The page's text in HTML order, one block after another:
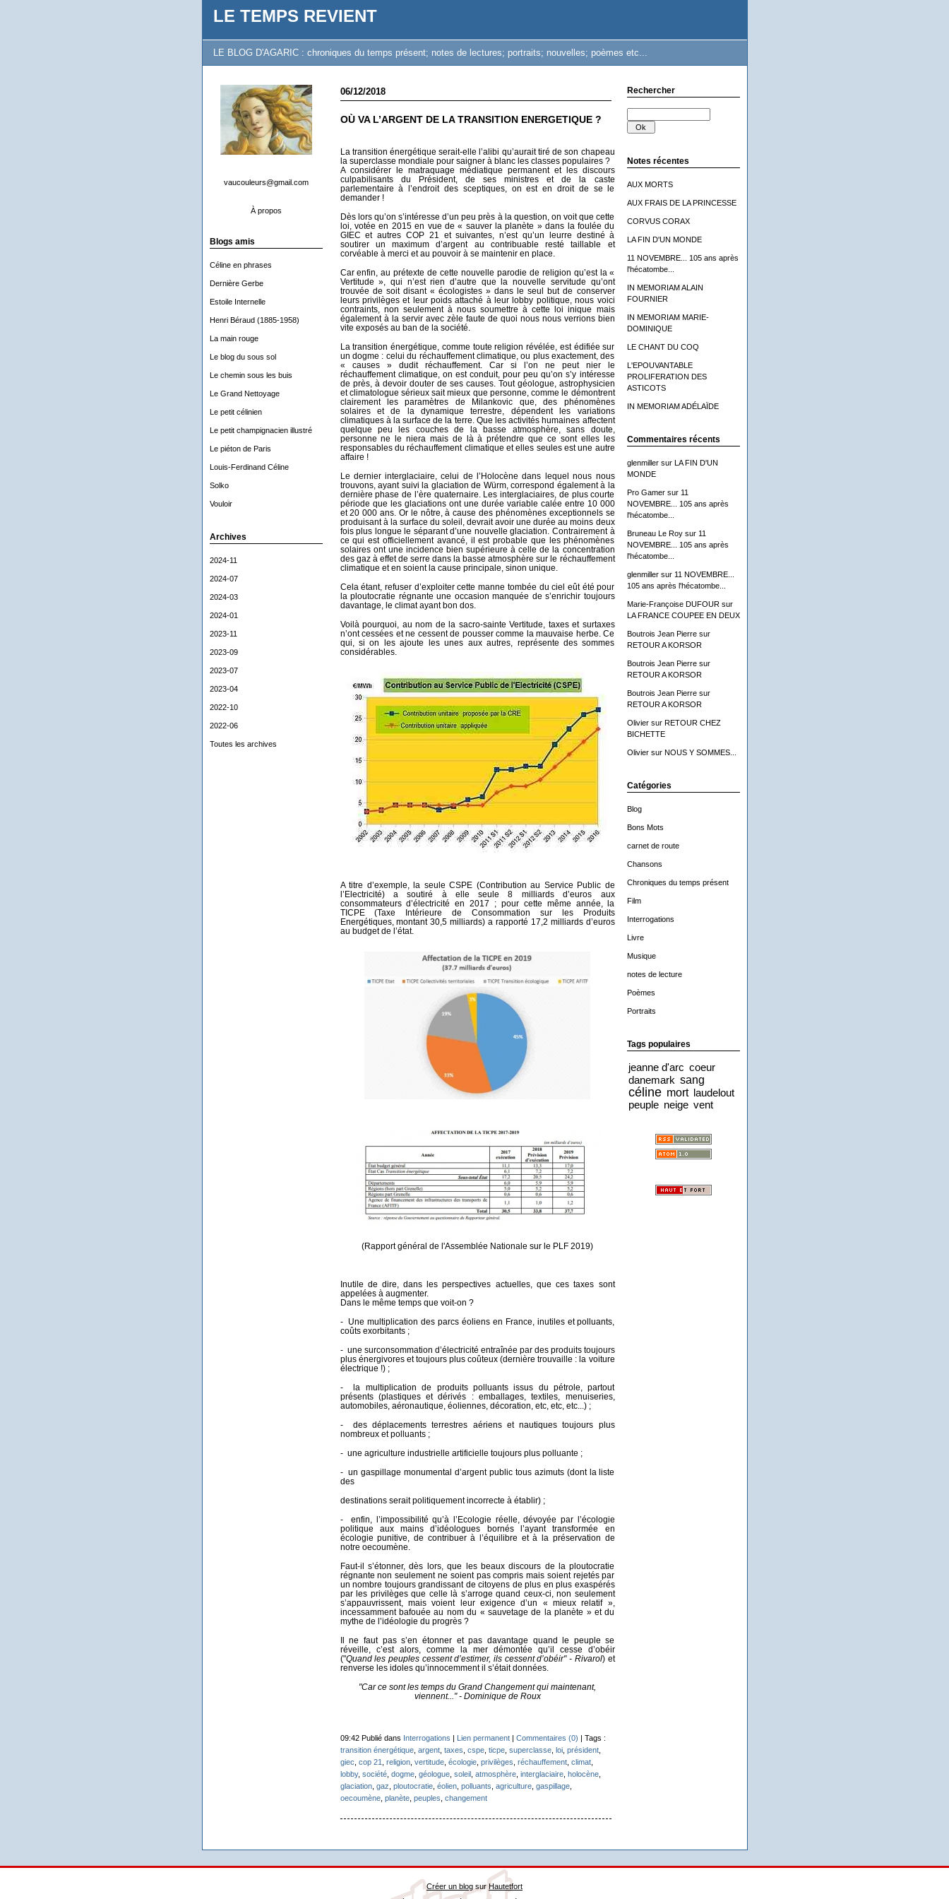
LE TEMPS REVIENT
LE BLOG D'AGARIC : chroniques du temps présent; notes de lectures; portraits; nouvelles; poèmes etc...
vaucouleurs@gmail.com
À propos
Blogs amis
Céline en phrases
Dernière Gerbe
Estoile Internelle
Henri Béraud (1885-1958)
La main rouge
Le blog du sous sol
Le chemin sous les buis
Le Grand Nettoyage
Le petit célinien
Le petit champignacien illustré
Le piéton de Paris
Louis-Ferdinand Céline
Solko
Vouloir
Archives
2024-11
2024-07
2024-03
2024-01
2023-11
2023-09
2023-07
2023-04
2022-10
2022-06
Toutes les archives
Rechercher
Notes récentes
AUX MORTS
AUX FRAIS DE LA PRINCESSE
CORVUS CORAX
LA FIN D'UN MONDE
11 NOVEMBRE... 105 ans après
l'hécatombe...
IN MEMORIAM ALAIN
FOURNIER
IN MEMORIAM MARIE-
DOMINIQUE
LE CHANT DU COQ
L'EPOUVANTABLE
PROLIFERATION DES
ASTICOTS
IN MEMORIAM ADÉLAÏDE
Commentaires récents
glenmillersur LA FIN D'UN
MONDE
Pro Gamersur 11
NOVEMBRE... 105 ans après
l'hécatombe...
Bruneau Le Roysur 11
NOVEMBRE... 105 ans après
l'hécatombe...
glenmillersur 11 NOVEMBRE...
105 ans après l'hécatombe...
Marie-Françoise DUFOURsur
LA FRANCE COUPEE EN DEUX
Boutrois Jean Pierresur
RETOUR A KORSOR
Boutrois Jean Pierresur
RETOUR A KORSOR
Boutrois Jean Pierresur
RETOUR A KORSOR
Oliviersur RETOUR CHEZ
BICHETTE
Oliviersur NOUS Y SOMMES...
Catégories
Blog
Bons Mots
carnet de route
Chansons
Chroniques du temps présent
Film
Interrogations
Livre
Musique
notes de lecture
Poèmes
Portraits
Tags populaires
jeanne d'arc coeur
danemark sang
céline mort laudelout
peuple neige vent
06/12/2018
OÙ VA L’ARGENT DE LA TRANSITION ENERGETIQUE ?
La transition énergétique serait-elle l’alibi qu’aurait tiré de son chapeau
la superclasse mondiale pour saigner à blanc les classes populaires ?
A considérer le matraquage médiatique permanent et les discours
culpabilisants du Président, de ses ministres et de la caste
parlementaire à l’endroit des sceptiques, on est en droit de se le
demander !
Dès lors qu’on s’intéresse d’un peu près à la question, on voit que cette
loi, votée en 2015 en vue de « sauver la planète » dans la foulée du
GIEC et autres COP 21 et suivantes, n’est qu’un leurre destiné à
soutirer un maximum d’argent au contribuable resté taillable et
corvéable à merci et au pouvoir à se maintenir en place.
Car enfin, au prétexte de cette nouvelle parodie de religion qu’est la «
Vertitude », qui n’est rien d’autre que la nouvelle servitude qu’ont
trouvée de soit disant « écologistes » dans le seul but de conserver
leurs privilèges et leur poids attaché à leur lobby politique, nous voici
contraints, non seulement à nous soumettre à cette loi inique mais
également à la servir avec zèle faute de quoi nous nous verrions bien
vite exposés au ban de la société.
La transition énergétique, comme toute religion révélée, est édifiée sur
un dogme : celui du réchauffement climatique, ou plus exactement, des
« causes » dudit réchauffement. Car si l’on ne peut nier le
réchauffement climatique, on est conduit, pour peu qu’on s’y intéresse
de près, à devoir douter de ses causes. Tout géologue, astrophysicien
et climatologue sérieux sait mieux que personne, comme le démontrent
clairement les paramètres de Milankovic que, des phénomènes
solaires et de la dynamique terrestre, dépendent les variations
climatiques à la surface de la terre. Que les activités humaines affectent
quelque peu les couches de la basse atmosphère, sans doute,
personne ne le niera mais de là à prétendre que ce sont elles les
responsables du réchauffement climatique et elles seules est une autre
affaire !
Le dernier interglaciaire, celui de l’Holocène dans lequel nous nous
trouvons, ayant suivi la glaciation de Würm, correspond également à la
dernière phase de l’ère quaternaire. Les interglaciaires, de plus courte
période que les glaciations ont une durée variable calée entre 10 000
et 20 000 ans. Or le nôtre, à cause des phénomènes exceptionnels se
produisant à la surface du soleil, devrait avoir une durée au moins deux
fois plus longue le séparant d’une nouvelle glaciation. Contrairement à
ce qui est officiellement avancé, il est probable que les phénomènes
solaires ont une incidence bien supérieure à celle de la concentration
des gaz à effet de serre dans la basse atmosphère sur le réchauffement
climatique et en soient la cause principale, sinon unique.
Cela étant, refuser d’exploiter cette manne tombée du ciel eût été pour
la ploutocratie régnante une occasion manquée de s’enrichir toujours
davantage, le climat ayant bon dos.
Voilà pourquoi, au nom de la sacro-sainte Vertitude, taxes et surtaxes
n’ont cessées et ne cessent de pousser comme la mauvaise herbe. Ce
qui, si on les ajoute les unes aux autres, représente des sommes
considérables.
A titre d’exemple, la seule CSPE (Contribution au Service Public de
l’Electricité) a soutiré à elle seule 8 milliards d’euros aux
consommateurs d’électricité en 2017 ; pour cette même année, la
TICPE (Taxe Intérieure de Consommation sur les Produits
Energétiques, montant 30,5 milliards) a rapporté 17,2 milliards d’euros
au budget de l’état.
(Rapport général de l'Assemblée Nationale sur le PLF 2019)
Inutile de dire, dans les perspectives actuelles, que ces taxes sont
appelées à augmenter.
Dans le même temps que voit-on ?
- Une multiplication des parcs éoliens en France, inutiles et polluants,
coûts exorbitants ;
- une surconsommation d’électricité entraînée par des produits toujours
plus énergivores et toujours plus coûteux (dernière trouvaille : la voiture
électrique !) ;
- la multiplication de produits polluants issus du pétrole, partout
présents (plastiques et dérivés : emballages, textiles, menuiseries,
automobiles, aéronautique, éoliennes, décoration, etc, etc, etc...) ;
- des déplacements terrestres aériens et nautiques toujours plus
nombreux et polluants ;
- une agriculture industrielle artificielle toujours plus polluante ;
- un gaspillage monumental d’argent public tous azimuts (dont la liste
des
destinations serait politiquement incorrecte à établir) ;
- enfin, l’impossibilité qu’à l’Ecologie réelle, dévoyée par l’écologie
politique aux mains d’idéologues bornés l’ayant transformée en
écologie punitive, de contribuer à l’équilibre et à la préservation de
notre oecoumène.
Faut-il s’étonner, dès lors, que les beaux discours de la ploutocratie
régnante non seulement ne soient pas compris mais soient rejetés par
un nombre toujours grandissant de citoyens de plus en plus exaspérés
par les privilèges que celle là s’arroge quand ceux-ci, non seulement
s’appauvrissent, mais voient leur exigence d’un « mieux relatif »,
incessamment bafouée au nom du « sauvetage de la planète » et du
mythe de l’idéologie du progrès ?
Il ne faut pas s’en étonner et pas davantage quand le peuple se
réveille, c’est alors, comme la mer démontée qu’il cesse d’obéir
("Quand les peuples cessent d’estimer, ils cessent d’obéir" - Rivarol) et
renverse les idoles qu’innocemment il s’était données.
"Car ce sont les temps du Grand Changement qui maintenant,
viennent..." - Dominique de Roux
09:42 Publié dans Interrogations Lien permanent| Commentaires (0) | Tags :
transition énergétique, argent, taxes cspe, ticpe, superclasse, loi, président,
giec cop 21 religion, vertitude, écologie, privilèges réchauffement, climat,
lobby, société, dogme, géologue, soleil atmosphère, interglaciaire, holocène,
glaciation, gaz ploutocratie, éolien, polluants agriculture, gaspillage,
oecoumène, planète, peuples changement
Créer un blog surHautetfort